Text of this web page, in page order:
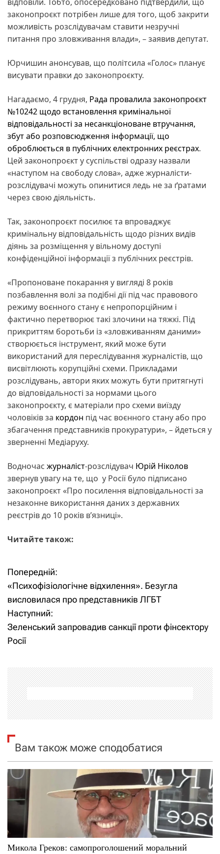
законопроєкт потрібен лише для того, щоб закрити
можливість розслідувачам ставити незручні
питання про зловживання влади», – заявив депутат.
Юрчишин анонсував, що політсила «Голос» планує
висувати правки до законопроєкту.
Нагадаємо, 4 грудня, Рада провалила законопроєкт
№10242 щодо встановлення кримінальної
відповідальності за несанкціоноване втручання,
збут або розповсюдження інформації, що
оброблюється в публічних електронних реєстрах.
Цей законопроєкт у суспільстві одразу назвали
«наступом на свободу слова», адже журналісти-
розслідувачі можуть опинитися ледь не за ґратами
через свою діяльність.
Так, законопроєкт посилює та впроваджує
кримінальну відповідальність щодо різних видів
діянь за розміщення у вільному доступі
конфіденційної інформації з публічних реєстрів.
«Пропоноване покарання у вигляді 8 років
позбавлення волі за подібні дії під час правового
режиму воєнного стану є непропорційним і
фактично перетворює такі злочини на тяжкі. Під
прикриттям боротьби із «зловживанням даними»
створюється інструмент, який може бути
використаний для переслідування журналістів, що
висвітлюють корупційні схеми. Прикладами
розслідувань, автори яких можуть бути притягнуті
до відповідальності за нормами цього
законопроєкту, є матеріали про схеми виїзду
чоловіків за кордон під час воєнного стану або про
збагачення представників прокуратури», – йдеться у
зверненні Медіаруху.
Водночас журналіст-розслідувач Юрій Ніколов
звернув увагу на те, що у Росії було підписано
законопроєкт «Про посилення відповідальності за
незаконне використання даних з державних
реєстрів до 10 років вʼязниці».
Читайте також:
Н
а
в
і
а
ц
і
я
з
а
и
с
Попередній:
«Психофізіологічне відхилення». Безугла
висловилася про представників ЛГБТ
Наступний:
Зеленський запровадив санкції проти фінсектору
Росії
Вам також може сподобатися
Микола Греков: самопроголошений моральний